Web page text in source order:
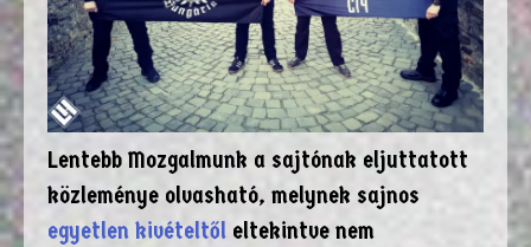
Lentebb Mozgalmunk a sajtónak eljuttatott
közleménye olvasható, melynek sajnos
egyetlen kivételtől eltekintve nem